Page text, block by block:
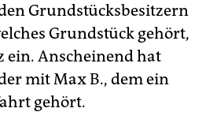
Grundstücksbesitzern
Grundstück gehört,
ein. Anscheinend hat
mit Max B., dem ein
gehört.